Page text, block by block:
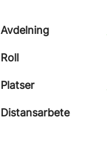
Avdelning
Roll
Platser
Distansarbete